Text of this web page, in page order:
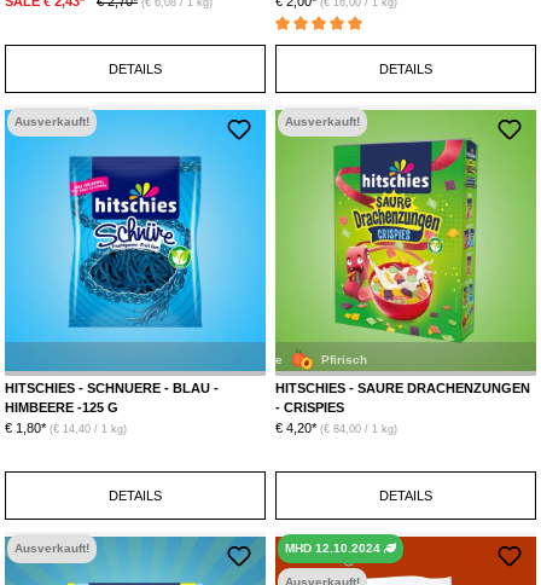
(€ 6,08 / 1 kg)
DETAILS
Durchschnittliche Bewertung von 5 von 5
DETAILS
Ausverkauft!
Blaue Himbeere Himbeere
HITSCHIES - SCHNUERE - BLAU -
HIMBEERE -125 G
€ 1,80* (€ 14,40 / 1 kg)
DETAILS
Ausverkauft!
HITSCHIES - SAURE DRACHENZUNGEN
- CRISPIES
€ 4,20* (€ 84,00 / 1 kg)
DETAILS
Ausverkauft! MHD 12.10.2024